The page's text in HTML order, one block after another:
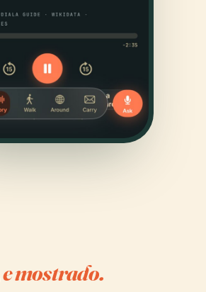
e mostrado.